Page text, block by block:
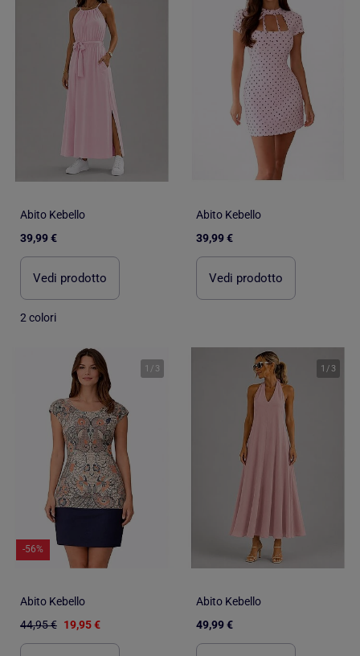
Abito Kebello
39,99 €
Vedi prodotto
2 colori
Abito Kebello
39,99 €
Vedi prodotto
1 / 3
-56%
Abito Kebello
44,95 € 19,95 €
1 /3
Abito Kebello
49,99 €